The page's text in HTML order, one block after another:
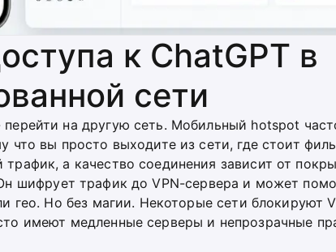
к ChatGPT в
сети
на другую сеть. Мобильный hotspot
что вы просто выходите из сети, где стоит
а качество соединения зависит от
шифрует трафик до VPN-сервера и может
гео. Но без магии. Некоторые сети блокируют
имеют медленные серверы и непрозрачные